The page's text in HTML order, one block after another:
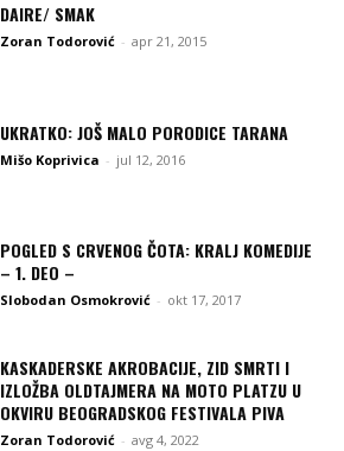
DAIRE/ SMAK
Zoran Todorović - apr 21, 2015
UKRATKO: JOŠ MALO PORODICE TARANA
Mišo Koprivica - jul 12, 2016
POGLED S CRVENOG ČOTA: KRALJ KOMEDIJE
– 1. DEO –
Slobodan Osmokrović - okt 17, 2017
KASKADERSKE AKROBACIJE, ZID SMRTI I
IZLOŽBA OLDTAJMERA NA MOTO PLATZU U
OKVIRU BEOGRADSKOG FESTIVALA PIVA
Zoran Todorović - avg 4, 2022